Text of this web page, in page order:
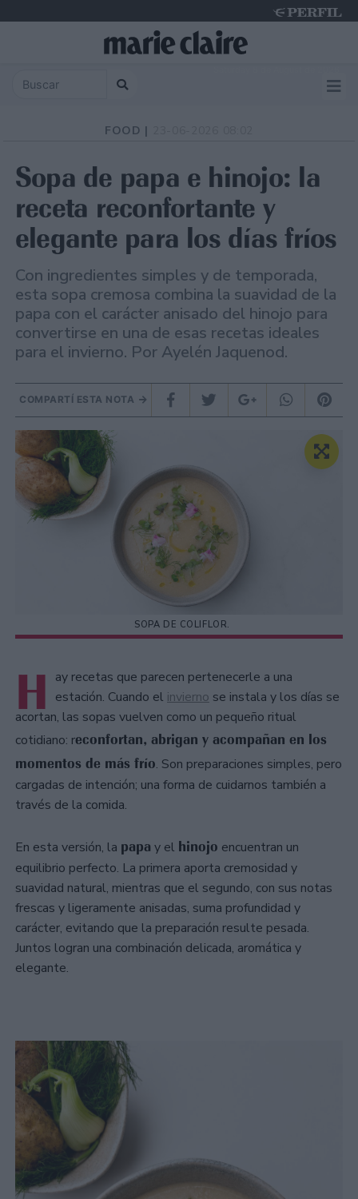
FOOD |
Sopa de papa e hinojo: la
receta reconfortante y
elegante para los días fríos
Con ingredientes simples y de temporada,
esta sopa cremosa combina la suavidad de la
papa con el carácter anisado del hinojo para
convertirse en una de esas recetas ideales
para el invierno. Por Ayelén Jaquenod.
COMPARTÍ ESTA NOTA
SOPA DE COLIFLOR.
H ay recetas que parecen pertenecerle a una
estación. Cuando el invierno se instala y los días se
acortan, las sopas vuelven como un pequeño ritual
cotidiano: reconfortan, abrigan y acompañan en los
momentos de más frío. Son preparaciones simples, pero
cargadas de intención; una forma de cuidarnos también a
través de la comida.
En esta versión, la papa y el hinojo encuentran un
equilibrio perfecto. La primera aporta cremosidad y
suavidad natural, mientras que el segundo, con sus notas
frescas y ligeramente anisadas, suma profundidad y
carácter, evitando que la preparación resulte pesada.
Juntos logran una combinación delicada, aromática y
elegante.